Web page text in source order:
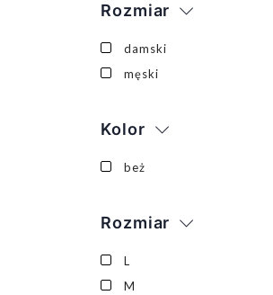
Rozmiar
damski
męski
Kolor
beż
Rozmiar
L
M